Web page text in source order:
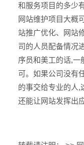
和服务项目的多少
网站维护项目大概
站推广优化、网站
司的人员配备情况
序员和美工的话,一
可。如果公司没有
的事交给专业的人,
还能让网站发挥出